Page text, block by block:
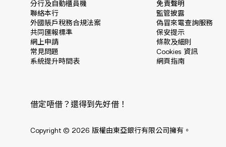
分行及自動櫃員機
聯絡本行
外國賬戶稅務合規法案
共同匯報標準
網上申請
常見問題
系統提升時間表
免責聲明
監管披露
偽冒來電查詢服務
保安提示
條款及細則
Cookies 資訊
網頁指南
借定唔借？還得到先好借！
Copyright © 2026 版權由東亞銀行有限公司擁有。